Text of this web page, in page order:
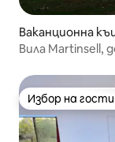
Ваканционна
Вила Martinsell,
Избор на
Избор на